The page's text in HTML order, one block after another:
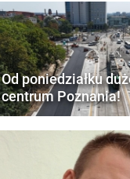
Od poniedziałku
centrum Poznania!